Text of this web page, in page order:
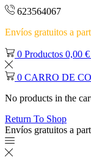
623564067
Envíos gratuitos a
0 Productos 0,00 €
0 CARRO DE
No products in the
Return To Shop
Envíos gratuitos a